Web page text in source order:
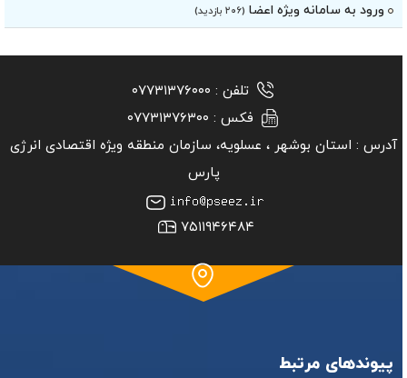
ورود به سامانه ویژه اعضا (۲۰۶ بازدید)
تلفن : ۰۷۷۳۱۳۷۶۰۰۰
فکس : ۰۷۷۳۱۳۷۶۳۰۰
آدرس : استان بوشهر ‏، عسلویه، سازمان منطقه ویژه اقتصادی انرژی
پارس
۷۵۱۱۹۴۶۴۸۴
پیوندهای مرتبط